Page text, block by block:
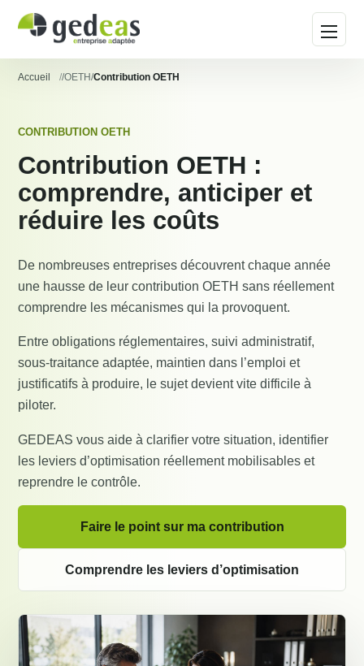
Ouvrir
Accueil /OETH/Contribution OETH
CONTRIBUTION OETH
Contribution OETH :
comprendre, anticiper et
réduire les coûts
De nombreuses entreprises découvrent chaque année
une hausse de leur contribution OETH sans réellement
comprendre les mécanismes qui la provoquent.
Entre obligations réglementaires, suivi administratif,
sous-traitance adaptée, maintien dans l’emploi et
justificatifs à produire, le sujet devient vite difficile à
piloter.
GEDEAS vous aide à clarifier votre situation, identifier
les leviers d’optimisation réellement mobilisables et
reprendre le contrôle.
Faire le point sur ma contribution
Comprendre les leviers d’optimisation